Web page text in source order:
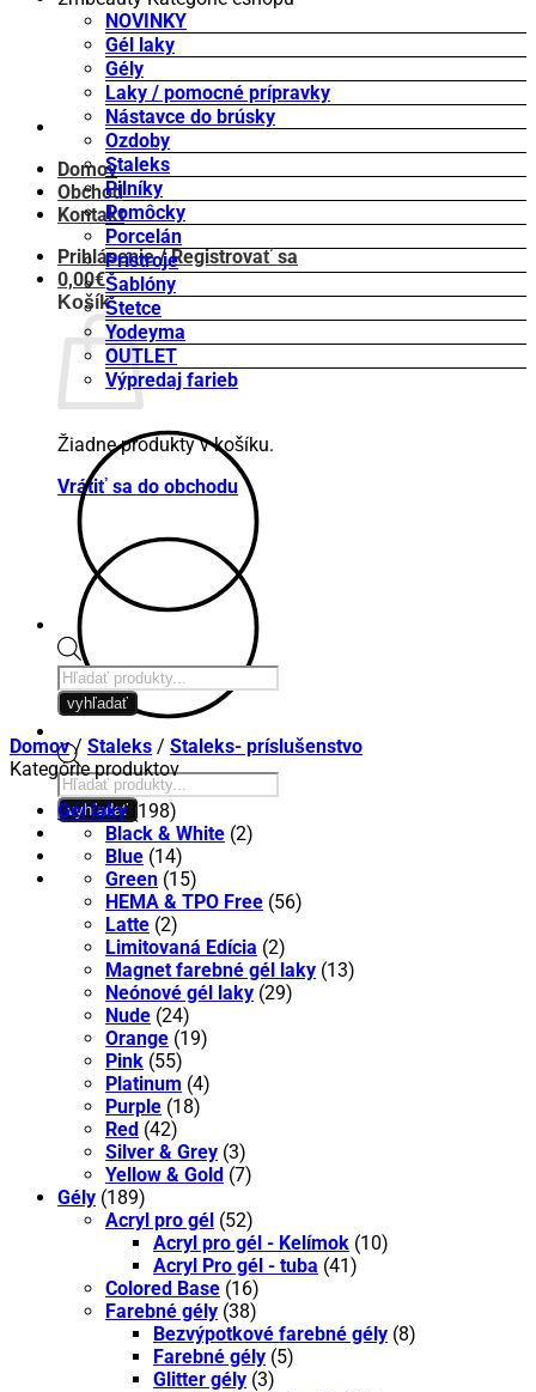
Domov
Obchod
Kontakt
Prihlásenie / Registrovať sa
0,00€
Košík
Žiadne produkty v košíku.
Vrátiť sa do obchodu
Products
search
vyhľadať
NOVINKY
Gél laky
Gély
Laky / pomocné prípravky
Nástavce do brúsky
Ozdoby
Staleks
Pilníky
Pomôcky
Porcelán
Prístroje
Šablóny
Štetce
Yodeyma
OUTLET
Výpredaj farieb
Products
search
vyhľadať
Domov / Staleks / Staleks- príslušenstvo
Kategórie produktov
Gél laky (198)
Black & White (2)
Blue (14)
Green (15)
HEMA & TPO Free (56)
Latte (2)
Limitovaná Edícia (2)
Magnet farebné gél laky (13)
Neónové gél laky (29)
Nude (24)
Orange (19)
Pink (55)
Platinum (4)
Purple (18)
Red (42)
Silver & Grey (3)
Yellow & Gold (7)
Gély (189)
Acryl pro gél (52)
Acryl pro gél - Kelímok (10)
Acryl Pro gél - tuba (41)
Colored Base (16)
Farebné gély (38)
Bezvýpotkové farebné gély (8)
Farebné gély (5)
Glitter gély (3)